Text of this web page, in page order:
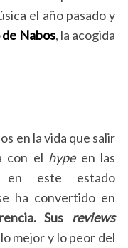
el año pasado y
Nabos, la acogida
en la vida que salir
con el hypeen las
en este estado
ha convertido en
Sus reviews
mejor y lo peor del